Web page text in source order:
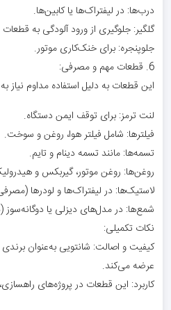
درب‌ها: در لیفتراک‌ها یا کابین‌ها.
گلگیر: جلوگیری از ورود آلودگی به
جلوپنجره: برای خنک‌کاری موتور.
6. قطعات مهم و مصرفی:
این قطعات به دلیل استفاده مداوم نیاز
لنت ترمز: برای توقف ایمن دستگاه.
فیلترها: شامل فیلتر هوا، روغن و سوخت.
تسمه‌ها: مانند تسمه دینام و تایم.
روغن‌ها: روغن موتور، گیربکس و
لاستیک‌ها: در لیفتراک‌ها و لودرها
شمع‌ها: در مدل‌های دیزلی یا
نکات تکمیلی:
کیفیت و اصالت: شانتویی به‌عنوان برندی
عرضه می‌کند.
کاربرد: این قطعات در پروژه‌های